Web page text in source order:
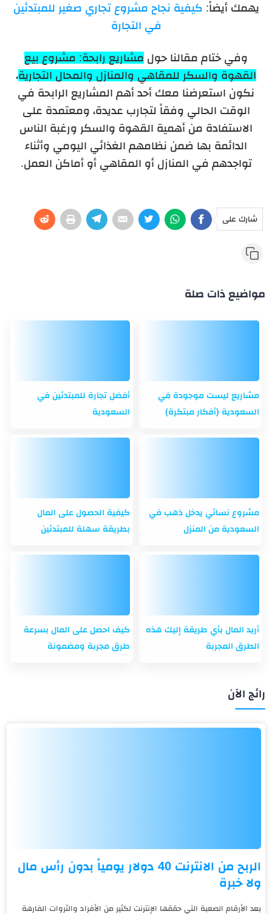
يهمك أيضاً: كيفية نجاح مشروع تجاري صغير للمبتدئين
في التجارة
وفي ختام مقالنا حول مشاريع رابحة: مشروع بيع
القهوة والسكر للمقاهي والمنازل والمحال التجارية،
نكون استعرضنا معك أحد أهم المشاريع الرابحة في
الوقت الحالي وفقاً لتجارب عديدة، ومعتمدة على
الاستفادة من أهمية القهوة والسكر ورغبة الناس
الدائمة بها ضمن نظامهم الغذائي اليومي وأثناء
تواجدهم في المنازل أو المقاهي أو أماكن العمل.
شارك على
مواضيع ذات صلة
مشاريع ليست موجودة في
السعودية (أفكار مبتكرة)
أفضل تجارة للمبتدئين في
السعودية
مشروع نسائي يدخل ذهب في
السعودية من المنزل
كيفية الحصول على المال
بطريقة سهلة للمبتدئين
أريد المال بأي طريقة إليك هذه
الطرق المجربة
كيف احصل على المال بسرعة
طرق مجربة ومضمونة
رائج الآن
الربح من الانترنت 40 دولار يومياً بدون رأس مال
ولا خبرة
بعد الأرقام الصعبة التي حققها الإنترنت لكثير من الأفراد والثروات الفارهة